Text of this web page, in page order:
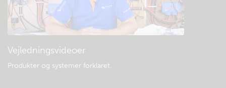
Vejledningsvideoer
Produkter og systemer forklaret.